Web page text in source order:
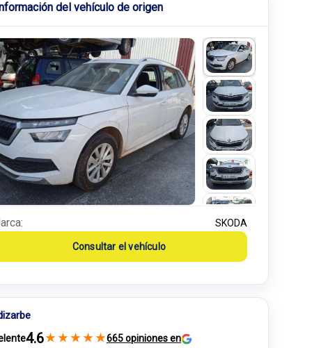
del vehículo de origen
SKODA
Consultar el vehículo
4.6★ ★ ★ ★ ★665 opiniones en